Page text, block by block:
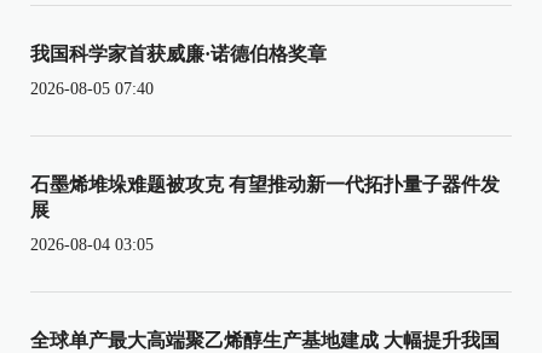
我国科学家首获威廉·诺德伯格奖章
2026-08-05 07:40
石墨烯堆垛难题被攻克 有望推动新一代拓扑量子器件发
展
2026-08-04 03:05
全球单产最大高端聚乙烯醇生产基地建成 大幅提升我国